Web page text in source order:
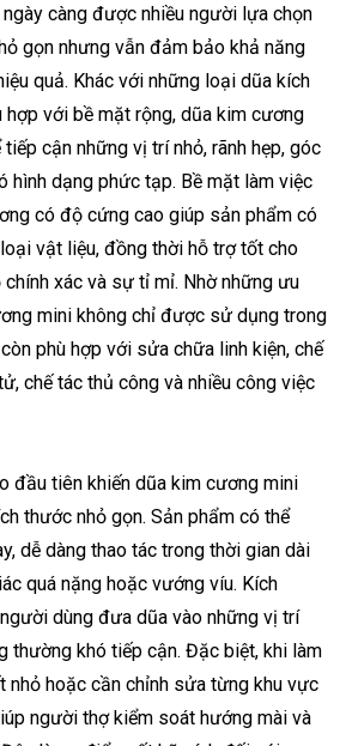
càng được nhiều người lựa chọn
gọn nhưng vẫn đảm bảo khả năng
quả. Khác với những loại dũa kích
với bề mặt rộng, dũa kim cương
cận những vị trí nhỏ, rãnh hẹp, góc
hình dạng phức tạp. Bề mặt làm việc
có độ cứng cao giúp sản phẩm có
vật liệu, đồng thời hỗ trợ tốt cho
xác và sự tỉ mỉ. Nhờ những ưu
mini không chỉ được sử dụng trong
phù hợp với sửa chữa linh kiện, chế
chế tác thủ công và nhiều công việc
đầu tiên khiến dũa kim cương mini
thước nhỏ gọn. Sản phẩm có thể
dễ dàng thao tác trong thời gian dài
quá nặng hoặc vướng víu. Kích
dùng đưa dũa vào những vị trí
thường khó tiếp cận. Đặc biệt, khi làm
nhỏ hoặc cần chỉnh sửa từng khu vực
người thợ kiểm soát hướng mài và